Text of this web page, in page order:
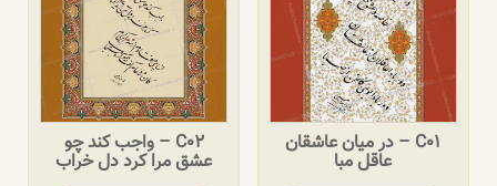
C01 – در میان عاشقان
عاقل مبا
C02 – واجب کند چو
عشق مرا کرد دل خراب